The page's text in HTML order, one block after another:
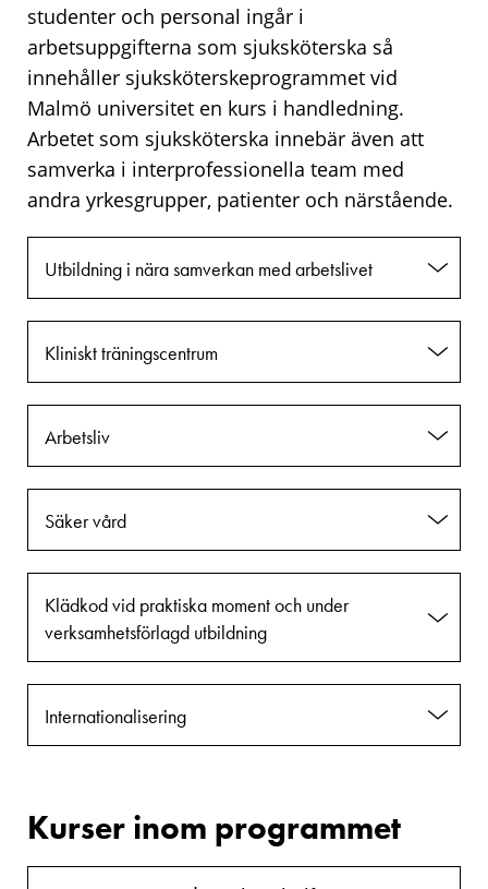
studenter och personal ingår i
arbetsuppgifterna som sjuksköterska så
innehåller sjuksköterskeprogrammet vid
Malmö universitet en kurs i handledning.
Arbetet som sjuksköterska innebär även att
samverka i interprofessionella team med
andra yrkesgrupper, patienter och närstående.
Utbildning i nära samverkan med arbetslivet
Kliniskt träningscentrum
Arbetsliv
Säker vård
Klädkod vid praktiska moment och under
verksamhetsförlagd utbildning
Internationalisering
Kurser inom programmet